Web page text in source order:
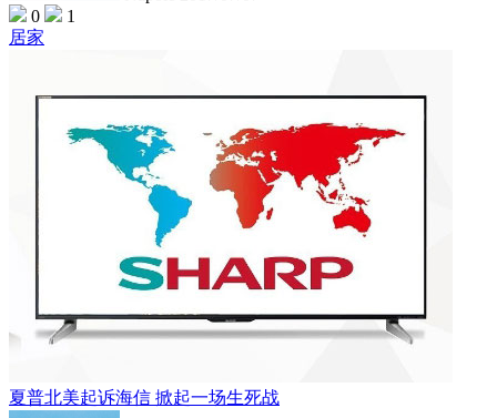
0
1
居家
夏普北美起诉海信 掀起一场生死战